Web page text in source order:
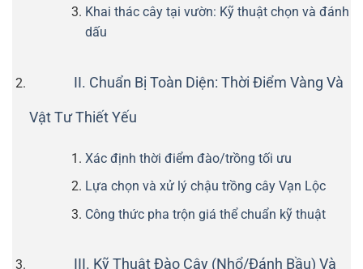
Khai thác cây tại vườn: Kỹ thuật chọn và đánh
dấu
II. Chuẩn Bị Toàn Diện: Thời Điểm Vàng Và
Vật Tư Thiết Yếu
Xác định thời điểm đào/trồng tối ưu
Lựa chọn và xử lý chậu trồng cây Vạn Lộc
Công thức pha trộn giá thể chuẩn kỹ thuật
III. Kỹ Thuật Đào Cây (Nhổ/Đánh Bầu) Và